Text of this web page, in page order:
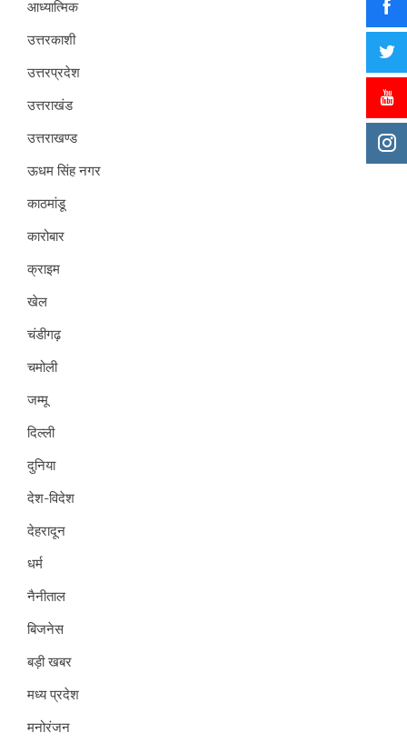
आध्यात्मिक
उत्तरकाशी
उत्तरप्रदेश
उत्तराखंड
उत्तराखण्ड
ऊधम सिंह नगर
काठमांडू
कारोबार
क्राइम
खेल
चंडीगढ़
चमोली
जम्मू
दिल्ली
दुनिया
देश-विदेश
देहरादून
धर्म
नैनीताल
बिजनेस
बड़ी खबर
मध्य प्रदेश
मनोरंजन